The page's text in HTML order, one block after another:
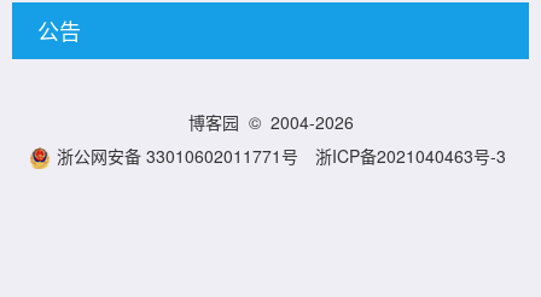
公告
博客园 © 2004-2026
浙公网安备 33010602011771号
浙ICP备2021040463号-3